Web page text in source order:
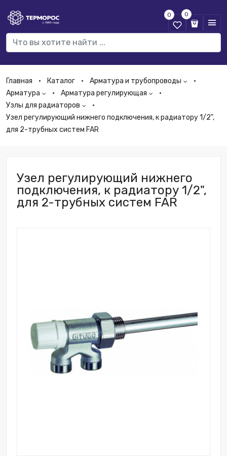
0 0
Главная Каталог
Арматура и трубопроводы
Арматура
Арматура регулирующая
Узлы для радиаторов
Узел регулирующий нижнего подключения, к радиатору 1/2",
для 2-трубных систем FAR
Узел регулирующий нижнего
подключения, к радиатору 1/2",
для 2-трубных систем FAR